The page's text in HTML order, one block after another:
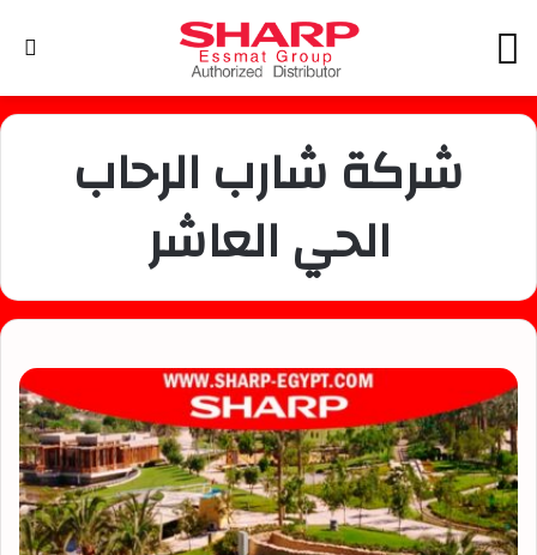
شركة شارب الرحاب
الحي العاشر